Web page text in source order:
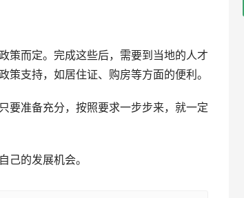
策而定。完成这些后，需要到当地的人才
支持，如居住证、购房等方面的便利。
要准备充分，按照要求一步步来，就一定
己的发展机会。